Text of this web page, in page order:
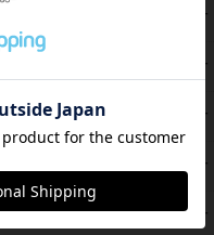
PT
PT
PT
PT
42 PT